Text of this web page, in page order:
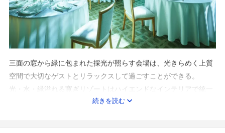
三面の窓から緑に包まれた採光が照らす会場は、光きらめく上質
空間で大切なゲストとリラックスして過ごすことができる。
光・水・緑溢れる寛ぎリゾートはハイエンドなインテリアで統一
され、上質ながらも遊び心たっぷり。
続きを読む